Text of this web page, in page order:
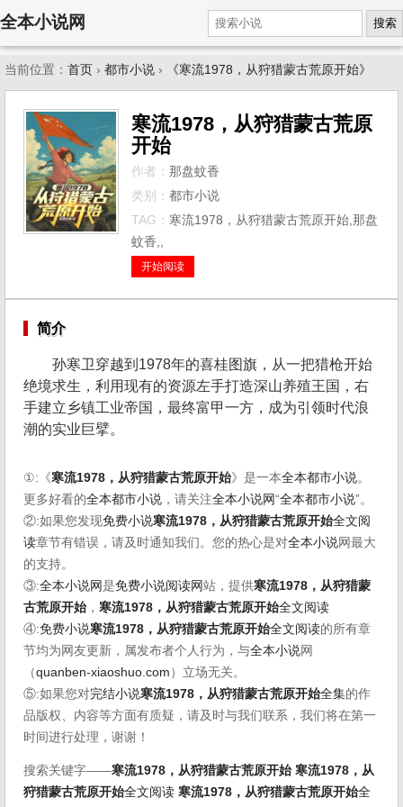
全本小说网 搜索
当前位置： 首页 › 都市小说 › 《寒流1978，从狩猎蒙古荒原开始》
寒流1978，从狩猎蒙古荒原
开始
作者： 那盘蚊香
类别： 都市小说
TAG： 寒流1978，从狩猎蒙古荒原开始,那盘
蚊香,,
开始阅读
简介
孙寒卫穿越到1978年的喜桂图旗，从一把猎枪开始
绝境求生，利用现有的资源左手打造深山养殖王国，右
手建立乡镇工业帝国，最终富甲一方，成为引领时代浪
潮的实业巨擘。
①:《寒流1978，从狩猎蒙古荒原开始》是一本全本都市小说。
更多好看的全本都市小说 ，请关注全本小说网“全本都市小说”。
②:如果您发现免费小说寒流1978，从狩猎蒙古荒原开始全文阅
读章节有错误，请及时通知我们。您的热心是对全本小说网最大
的支持。
③:全本小说网是免费小说阅读网站，提供寒流1978，从狩猎蒙
古荒原开始 ， 寒流1978，从狩猎蒙古荒原开始全文阅读
④:免费小说寒流1978，从狩猎蒙古荒原开始全文阅读的所有章
节均为网友更新，属发布者个人行为，与全本小说网
（quanben-xiaoshuo.com ）立场无关。
⑤:如果您对完结小说寒流1978，从狩猎蒙古荒原开始全集的作
品版权、内容等方面有质疑，请及时与我们联系，我们将在第一
时间进行处理，谢谢！
搜索关键字——寒流1978，从狩猎蒙古荒原开始 寒流1978，从
狩猎蒙古荒原开始全文阅读 寒流1978，从狩猎蒙古荒原开始全